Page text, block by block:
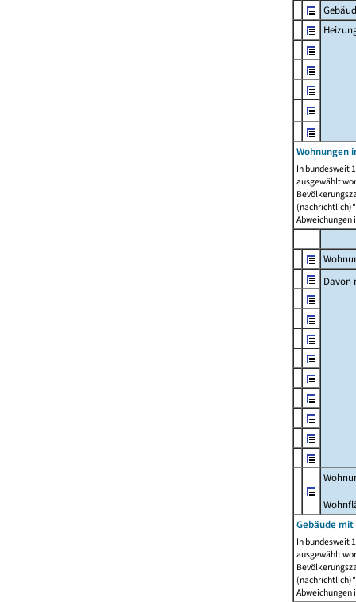
Wohnungen
In bundesweit
ausgewählt
Abweichungen
Davon
Gebäude
In bundesweit
ausgewählt
Abweichungen